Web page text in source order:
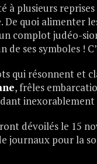
à plusieurs
De quoi alimenter
complot judéo-
ses symboles !
qui résonnent et
, frêles
inexorablement
dévoilés le 15
journaux pour la